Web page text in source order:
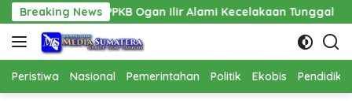
Langsung
ke
konten
Breaking News
Ogan Ilir Alami Kecelakaan Tunggal Pembangunan
Peristiwa Nasional Pemerintahan Politik Ekobis